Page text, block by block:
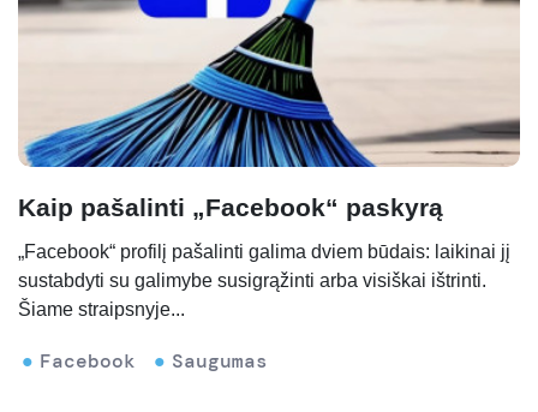
Kaip pašalinti „Facebook“ paskyrą
„Facebook“ profilį pašalinti galima dviem būdais: laikinai jį
sustabdyti su galimybe susigrąžinti arba visiškai ištrinti.
Šiame straipsnyje...
Facebook Saugumas